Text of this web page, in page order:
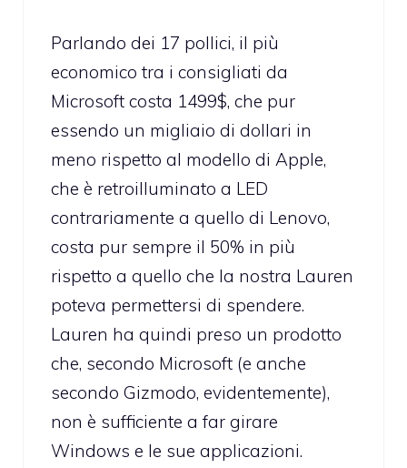
Parlando dei 17 pollici, il più
economico tra i consigliati da
Microsoft costa 1499$, che pur
essendo un migliaio di dollari in
meno rispetto al modello di Apple,
che è retroilluminato a LED
contrariamente a quello di Lenovo,
costa pur sempre il 50% in più
rispetto a quello che la nostra Lauren
poteva permettersi di spendere.
Lauren ha quindi preso un prodotto
che, secondo Microsoft (e anche
secondo Gizmodo, evidentemente),
non è sufficiente a far girare
Windows e le sue applicazioni.